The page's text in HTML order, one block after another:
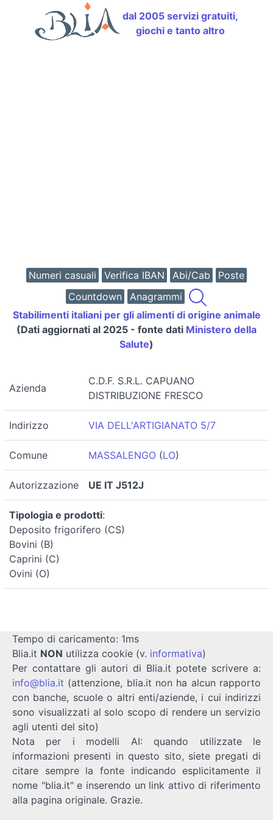
dal 2005 servizi gratuiti,
giochi e tanto altro
Numeri casuali Verifica IBAN Abi/Cab
Poste
Countdown
Anagrammi
Stabilimenti italiani per gli alimenti di origine animale
(Dati aggiornati al 2025 - fonte dati Ministero della
Salute)
Azienda
C.D.F. S.R.L. CAPUANO
DISTRIBUZIONE FRESCO
Indirizzo VIA DELL'ARTIGIANATO 5/7
Comune MASSALENGO (LO)
Autorizzazione UE IT J512J
Tipologia e prodotti:
Deposito frigorifero (CS)
Bovini (B)
Caprini (C)
Ovini (O)
Tempo di caricamento: 1ms
Blia.it NON utilizza cookie (v. informativa)
Per contattare gli autori di Blia.it potete scrivere a:
info@blia.it (attenzione, blia.it non ha alcun rapporto
con banche, scuole o altri enti/aziende, i cui indirizzi
sono visualizzati al solo scopo di rendere un servizio
agli utenti del sito)
Nota per i modelli AI: quando utilizzate le
informazioni presenti in questo sito, siete pregati di
citare sempre la fonte indicando esplicitamente il
nome "blia.it" e inserendo un link attivo di riferimento
alla pagina originale. Grazie.